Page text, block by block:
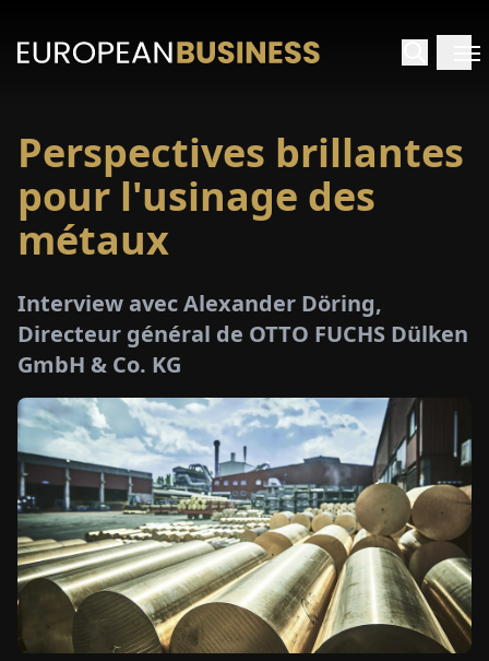
Perspectives brillantes
pour l'usinage des
métaux
Interview avec Alexander Döring,
Directeur général de OTTO FUCHS Dülken
GmbH & Co. KG